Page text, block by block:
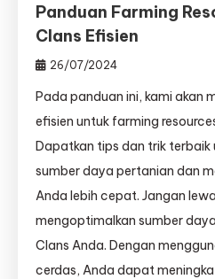
Panduan Farming
Clans Efisien
26/07/2024
Pada panduan ini, kami akan
efisien untuk farming
Dapatkan tips dan trik terbaik
sumber daya pertanian dan
Anda lebih cepat. Jangan
mengoptimalkan sumber
Clans Anda. Dengan
cerdas, Anda dapat